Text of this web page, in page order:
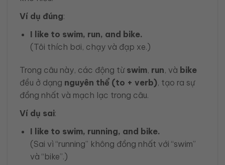
Ví dụ đúng:
I like to swim, run, and bike.
(Tôi thích bơi, chạy và đạp xe.)
Trong câu này, các động từ swim, run, và bike
đều ở dạng nguyên thể (to + verb), tạo ra sự
đồng nhất và mạch lạc trong câu.
Ví dụ sai:
I like to swim, running, and bike.
(Sai vì “running” không đồng nhất với “swim”
và “bike”.)